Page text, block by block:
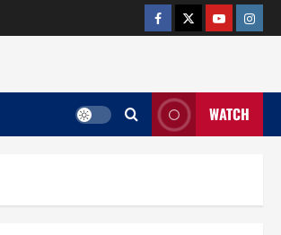
facebooktwitter
WATCH